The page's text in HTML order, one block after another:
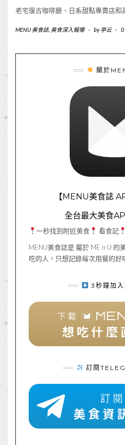
老宅復古咖啡廳、日系甜點專賣店和
MENU 美食誌, 美食深入報導 - by亭云 - 0
關於
【MENU美食誌
全台最大美食
一秒找到附近美食 看食記
MENU美食誌是 屬於 ME n U 的
吃的人，只想記錄每次用餐的好
3秒鐘加入
訂閱